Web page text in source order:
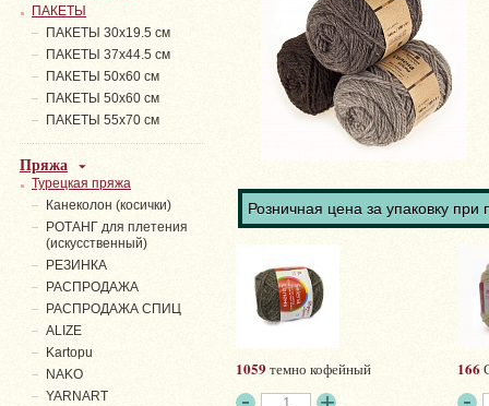
Розничная цена за упаковку при
1059 темно кофейный 166
ПАКЕТЫ
ПАКЕТЫ 30х19.5 см
ПАКЕТЫ 37х44.5 см
ПАКЕТЫ 50х60 см
ПАКЕТЫ 50х60 см
ПАКЕТЫ 55х70 см
Пряжа
Турецкая пряжа
Канеколон (косички)
РОТАНГ для плетения
(искусственный)
PЕЗИНКА
РАСПРОДАЖА
РАСПРОДАЖА СПИЦ
ALIZE
Kartopu
NAKO
YARNART